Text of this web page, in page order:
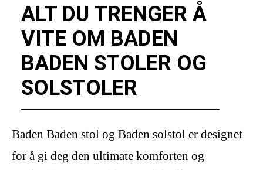
ALT DU TRENGER Å
VITE OM BADEN
BADEN STOLER OG
SOLSTOLER
Baden Baden stol og Baden solstol er designet
for å gi deg den ultimate komforten og